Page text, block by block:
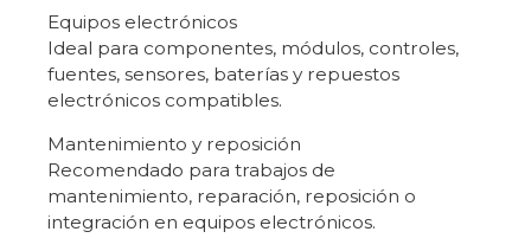
Equipos electrónicos
Ideal para componentes, módulos, controles,
fuentes, sensores, baterías y repuestos
electrónicos compatibles.
Mantenimiento y reposición
Recomendado para trabajos de
mantenimiento, reparación, reposición o
integración en equipos electrónicos.